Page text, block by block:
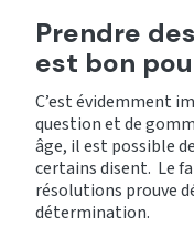
Prendre
est bon
C’est évidemment
question et de
âge, il est possible
certains disent. Le
résolutions prouve
détermination.